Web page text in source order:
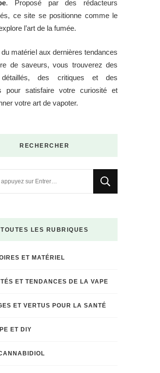
. Proposé par des rédacteurs
ce site se positionne comme le
l’art de la fumée.
matériel aux dernières tendances
de saveurs, vous trouverez des
détaillés, des critiques et des
pour satisfaire votre curiosité et
votre art de vapoter.
RECHERCHER
TOUTES LES RUBRIQUES
ET MATÉRIEL
ET TENDANCES DE LA VAPE
ET VERTUS POUR LA SANTÉ
ET DIY